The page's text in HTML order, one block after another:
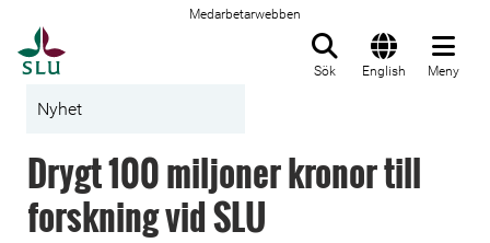
Medarbetarwebben
Sök English Meny
Nyhet
Drygt 100 miljoner kronor till
forskning vid SLU